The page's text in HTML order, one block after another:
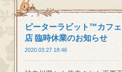
ピーターラビット™カフ
店 臨時休業のお知らせ
2020.03.27 18:46